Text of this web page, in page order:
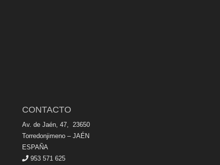
CONTACTO
Av. de Jaén, 47, 23650
Torredonjimeno – JAÉN
ESPAÑA
953 571 625